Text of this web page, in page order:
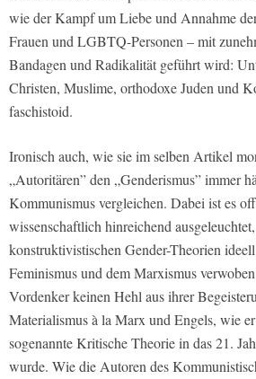
wie der Kampf um Liebe und Annahme
Frauen und LGBTQ-Personen – mit
Bandagen und Radikalität geführt wird:
Christen, Muslime, orthodoxe Juden und
faschistoid.
Ironisch auch, wie sie im selben Artikel
„Autoritären” den „Genderismus” immer
Kommunismus vergleichen. Dabei ist es
wissenschaftlich hinreichend
konstruktivistischen Gender-Theorien
Feminismus und dem Marxismus
Vordenker keinen Hehl aus ihrer
Materialismus à la Marx und Engels, wie
sogenannte Kritische Theorie in das 21.
wurde. Wie die Autoren des